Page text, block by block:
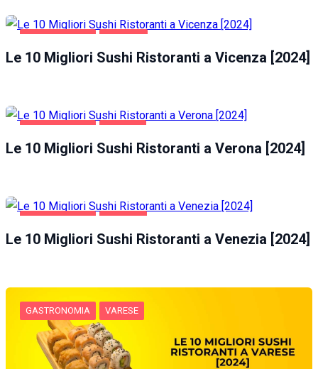
Le 10 Migliori Sushi Ristoranti a Vicenza [2024]
Le 10 Migliori Sushi Ristoranti a Verona [2024]
Le 10 Migliori Sushi Ristoranti a Venezia [2024]
GASTRONOMIA VARESE